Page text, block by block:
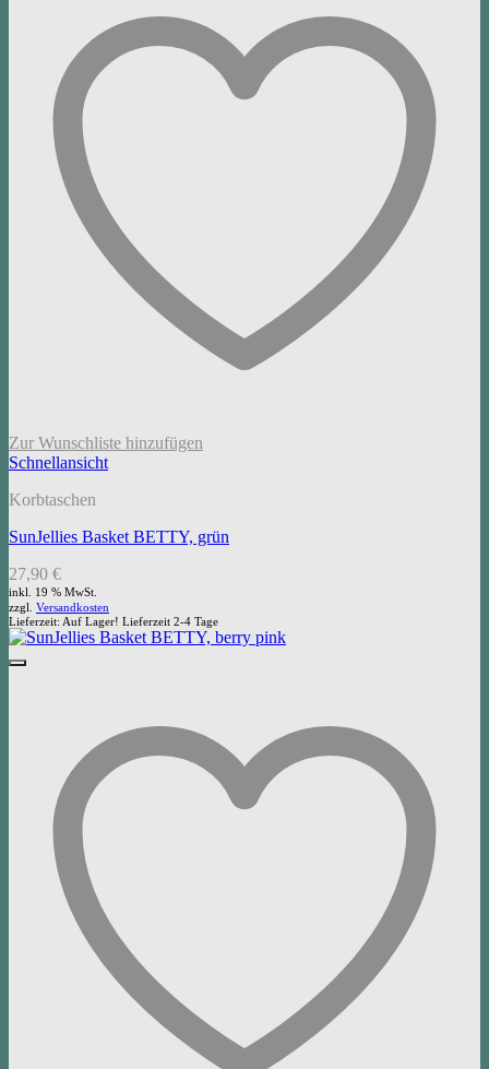
Zur Wunschliste hinzufügen
Schnellansicht
Korbtaschen
SunJellies Basket BETTY, grün
27,90 €
inkl. 19 % MwSt.
zzgl. Versandkosten
Lieferzeit: Auf Lager! Lieferzeit 2-4 Tage